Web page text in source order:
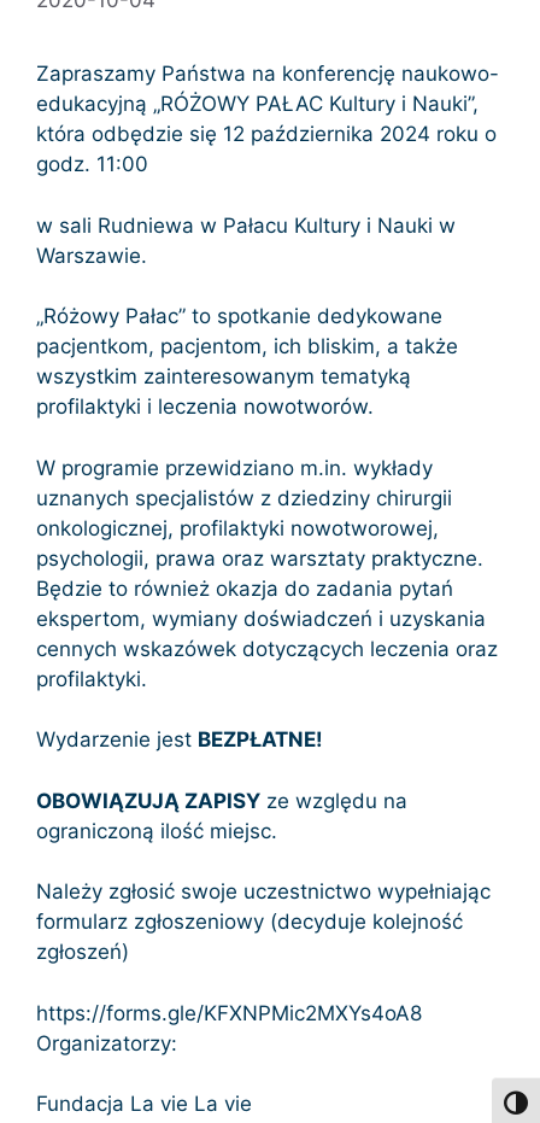
Zapraszamy Państwa na konferencję naukowo-
edukacyjną „RÓŻOWY PAŁAC Kultury i Nauki”,
która odbędzie się 12 października 2024 roku o
godz. 11:00
w sali Rudniewa w Pałacu Kultury i Nauki w
Warszawie.
„Różowy Pałac” to spotkanie dedykowane
pacjentkom, pacjentom, ich bliskim, a także
wszystkim zainteresowanym tematyką
profilaktyki i leczenia nowotworów.
W programie przewidziano m.in. wykłady
uznanych specjalistów z dziedziny chirurgii
onkologicznej, profilaktyki nowotworowej,
psychologii, prawa oraz warsztaty praktyczne.
Będzie to również okazja do zadania pytań
ekspertom, wymiany doświadczeń i uzyskania
cennych wskazówek dotyczących leczenia oraz
profilaktyki.
Wydarzenie jest BEZPŁATNE!
OBOWIĄZUJĄ ZAPISY ze względu na
ograniczoną ilość miejsc.
Należy zgłosić swoje uczestnictwo wypełniając
formularz zgłoszeniowy (decyduje kolejność
zgłoszeń)
https://forms.gle/KFXNPMic2MXYs4oA8
Organizatorzy:
Fundacja La vie La vie